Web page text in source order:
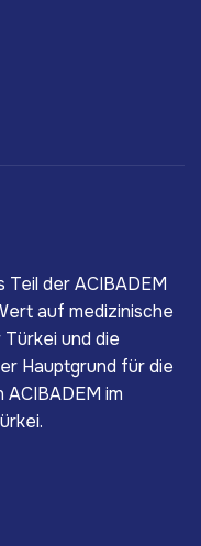
Teil der ACIBADEM
auf medizinische
und die
Hauptgrund für die
im